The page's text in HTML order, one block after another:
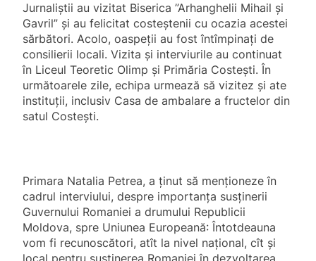
Jurnaliștii au vizitat Biserica ”Arhanghelii Mihail și
Gavril” și au felicitat costeștenii cu ocazia acestei
sărbători. Acolo, oaspeții au fost întîmpinați de
consilierii locali. Vizita și interviurile au continuat
în Liceul Teoretic Olimp și Primăria Costești. În
următoarele zile, echipa urmează să vizitez și ate
instituții, inclusiv Casa de ambalare a fructelor din
satul Costești.
Primara Natalia Petrea, a ținut să menționeze în
cadrul interviului, despre importanța susținerii
Guvernului Romaniei a drumului Republicii
Moldova, spre Uniunea Europeană: Întotdeauna
vom fi recunoscători, atît la nivel național, cît și